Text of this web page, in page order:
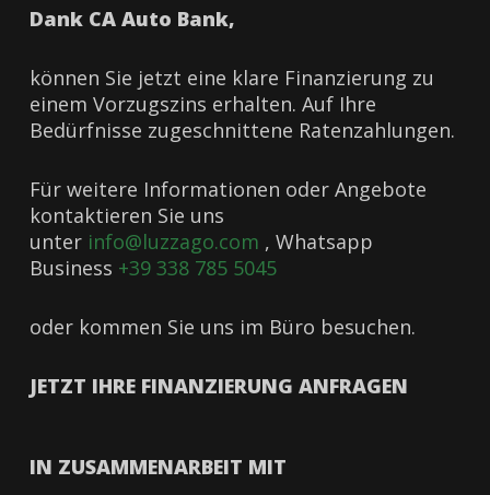
Dank CA Auto Bank,
können Sie jetzt eine klare Finanzierung zu
einem Vorzugszins erhalten. Auf Ihre
Bedürfnisse zugeschnittene Ratenzahlungen.
Für weitere Informationen oder Angebote
kontaktieren Sie uns
unter info@luzzago.com , Whatsapp
Business +39 338 785 5045
oder kommen Sie uns im Büro besuchen.
JETZT IHRE FINANZIERUNG ANFRAGEN
IN ZUSAMMENARBEIT MIT